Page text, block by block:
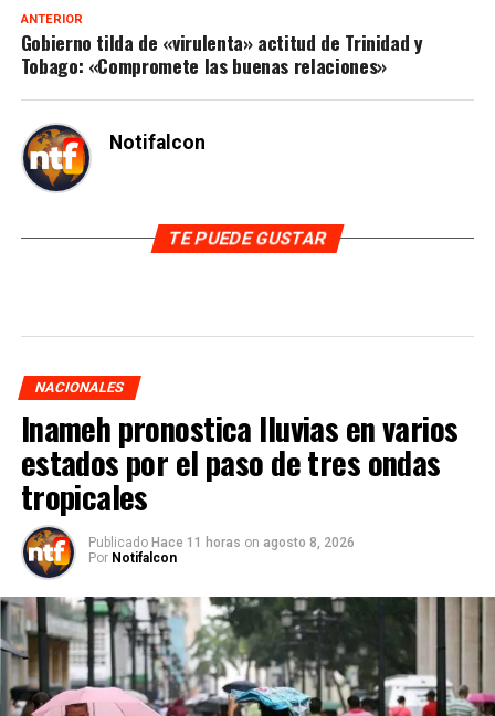
ANTERIOR
Gobierno tilda de «virulenta» actitud de Trinidad y
Tobago: «Compromete las buenas relaciones»
Notifalcon
TE PUEDE GUSTAR
NACIONALES
Inameh pronostica lluvias en varios
estados por el paso de tres ondas
tropicales
Publicado Hace 11 horas on agosto 8, 2026
Por Notifalcon